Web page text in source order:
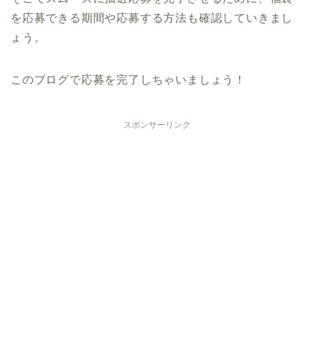
を応募できる期間や応募する方法も確認していきまし
ょう。
このブログで応募を完了しちゃいましょう！
スポンサーリンク